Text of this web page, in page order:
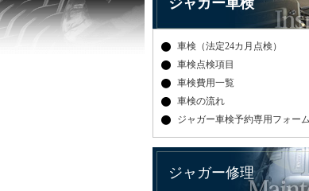
ジャガー車検
車検（法定24カ月点検）
車検点検項目
車検費用一覧
車検の流れ
ジャガー車検予約専用フォーム
ジャガー修理